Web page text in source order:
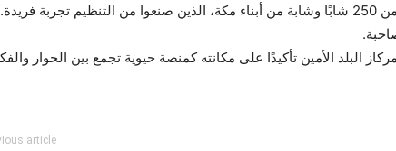
البلد الأمين تأكيدًا على مكانته كمنصة حيوية تجمع بين الحوار
article